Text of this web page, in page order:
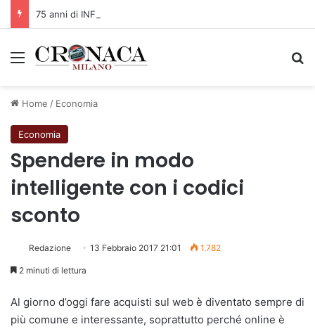
Menu
Home / Economia
Economia
Spendere in modo
intelligente con i codici
sconto
Redazione 13 Febbraio 2017 21:01 1.782
2 minuti di lettura
Al giorno d’oggi fare acquisti sul web è diventato sempre di
più comune e interessante, soprattutto perché online è